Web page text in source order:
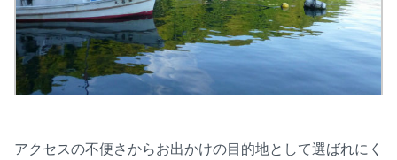
アクセスの不便さからお出かけの目的地として選ばれにく